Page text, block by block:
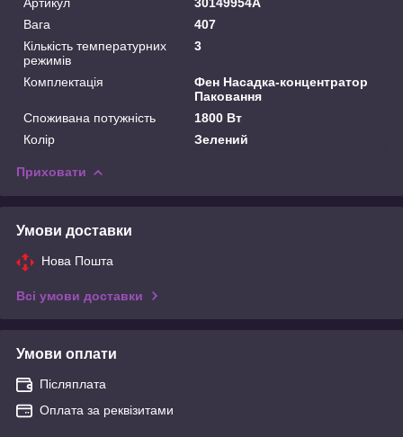
Вага
407
Кількість температурних
режимів
3
Комплектація
Фен Насадка-концентратор
Паковання
Споживана потужність
1800 Вт
Колір
Зелений
Приховати
Умови доставки
Нова Пошта
Всі умови доставки
Умови оплати
Післяплата
Оплата за реквізитами